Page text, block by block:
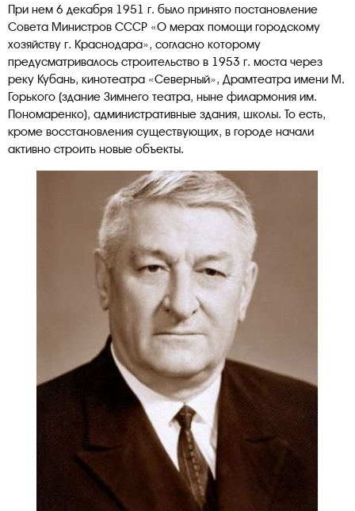
При нем 6 декабря 1951 г. было принято постановление
Совета Министров СССР «О мерах помощи городскому
хозяйству г. Краснодара», согласно которому
предусматривалось строительство в 1953 г. моста через
реку Кубань, кинотеатра «Северный», Драмтеатра имени М.
Горького (здание Зимнего театра, ныне филармония им.
Пономаренко), административные здания, школы. То есть,
кроме восстановления существующих, в городе начали
активно строить новые объекты.